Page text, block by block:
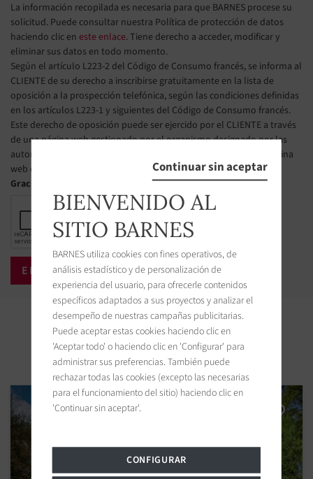
La información recopilada es necesaria para que BARNES procese su
solicitud. Puede consultar nuestra Política de protección de datos
haciendo clic en este enlace. Tiene derecho a acceder, modificar y
eliminar sus datos en todo momento.
Según el artículo L223-2 del Código de Consumo francés, se informa al
CLIENTE de su derecho a inscribirse gratuitamente en la lista de
oposición a la prospección telefónica, según las condiciones definidas
en los artículos L223-1 y siguientes del Código de Consumo francés.
Este derecho de oposición puede ser ejercido por el CLIENTE a través
de una página web gestionado por el organismo designado por las
autoridades públicas francesas para administrar esta lista. La página
web es la siguiente : https://www.bloctel.gouv.fr.
Gracias marcar la casilla
Propiedades cercanas
Continuar sin aceptar
BIENVENIDO AL
SITIO BARNES
BARNES utiliza cookies con fines operativos, de
análisis estadístico y de personalización de
experiencia del usuario, para ofrecerle contenidos
específicos adaptados a sus proyectos y analizar el
desempeño de nuestras campañas publicitarias.
Puede aceptar estas cookies haciendo clic en
'Aceptar todo' o haciendo clic en 'Configurar' para
administrar sus preferencias. También puede
rechazar todas las cookies (excepto las necesarias
para el funcionamiento del sitio) haciendo clic en
'Continuar sin aceptar'.
CONFIGURAR